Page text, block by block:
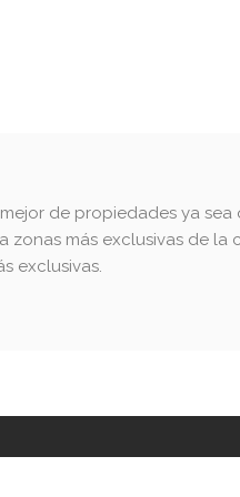
de propiedades ya sea
zonas más exclusivas de la
exclusivas.